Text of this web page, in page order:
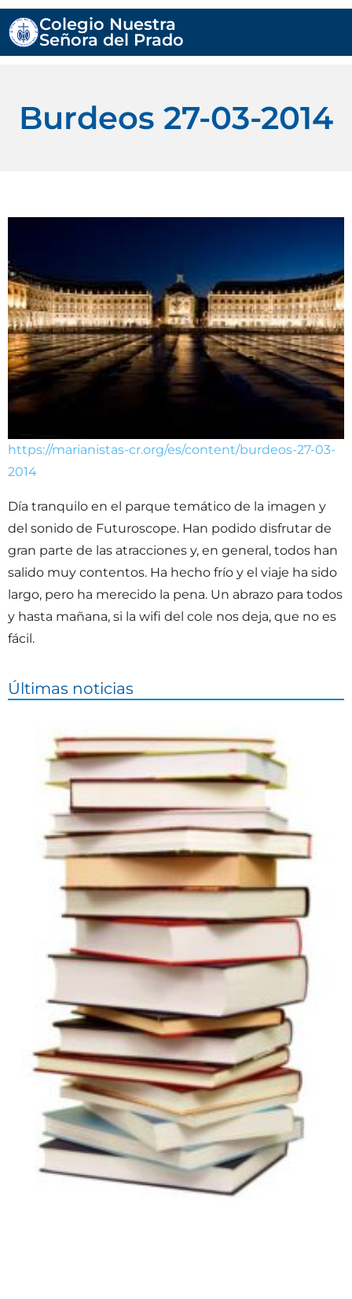
Colegio Nuestra
Señora del Prado
Burdeos 27-03-2014
https://marianistas-cr.org/es/content/burdeos-27-03-
2014
Día tranquilo en el parque temático de la imagen y
del sonido de Futuroscope. Han podido disfrutar de
gran parte de las atracciones y, en general, todos han
salido muy contentos. Ha hecho frío y el viaje ha sido
largo, pero ha merecido la pena. Un abrazo para todos
y hasta mañana, si la wifi del cole nos deja, que no es
fácil.
Últimas noticias